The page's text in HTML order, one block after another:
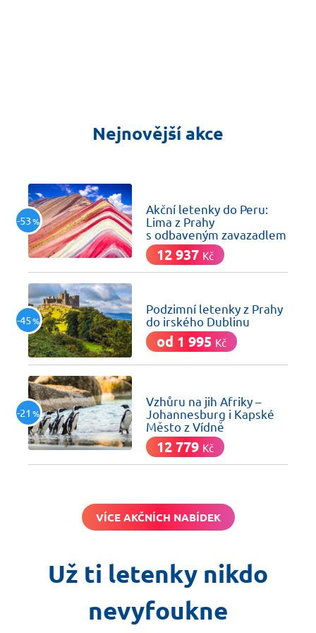
Nejnovější akce
-53%
Akční letenky do Peru:
Lima z Prahy
s odbaveným zavazadlem
12 937 Kč
-45%
Podzimní letenky z Prahy
do irského Dublinu
od 1 995 Kč
-21 %
Vzhůru na jih Afriky –
Johannesburg i Kapské
Město z Vídně
12 779 Kč
VÍCE AKČNÍCH NABÍDEK
Už ti letenky nikdo
nevyfoukne